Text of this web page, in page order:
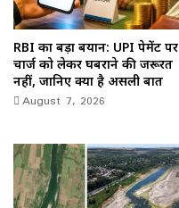
RBI का बड़ा बयान: UPI पेमेंट पर
चार्ज को लेकर घबराने की जरूरत
नहीं, जानिए क्या है असली बात
August 7, 2026